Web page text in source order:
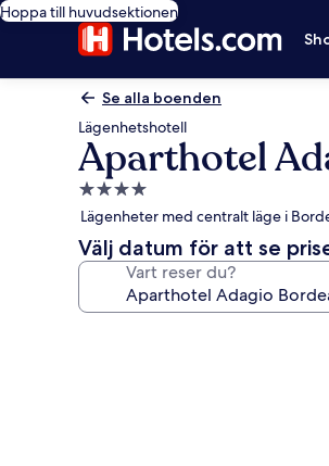
Hoppa till huvudsektionen
Se alla boenden
Lägenhetshotell
Aparthotel
4.0-
stjärnigt
boende
Lägenheter med centralt läge i
Välj datum för att se
Vart reser du?